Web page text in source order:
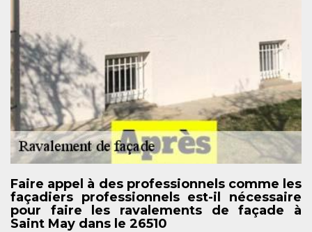
Faire appel à des professionnels comme les
façadiers professionnels est-il nécessaire
pour faire les ravalements de façade à
Saint May dans le 26510